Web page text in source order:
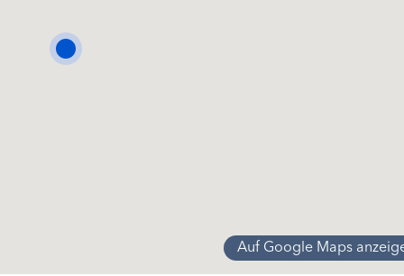
Auf Google Maps